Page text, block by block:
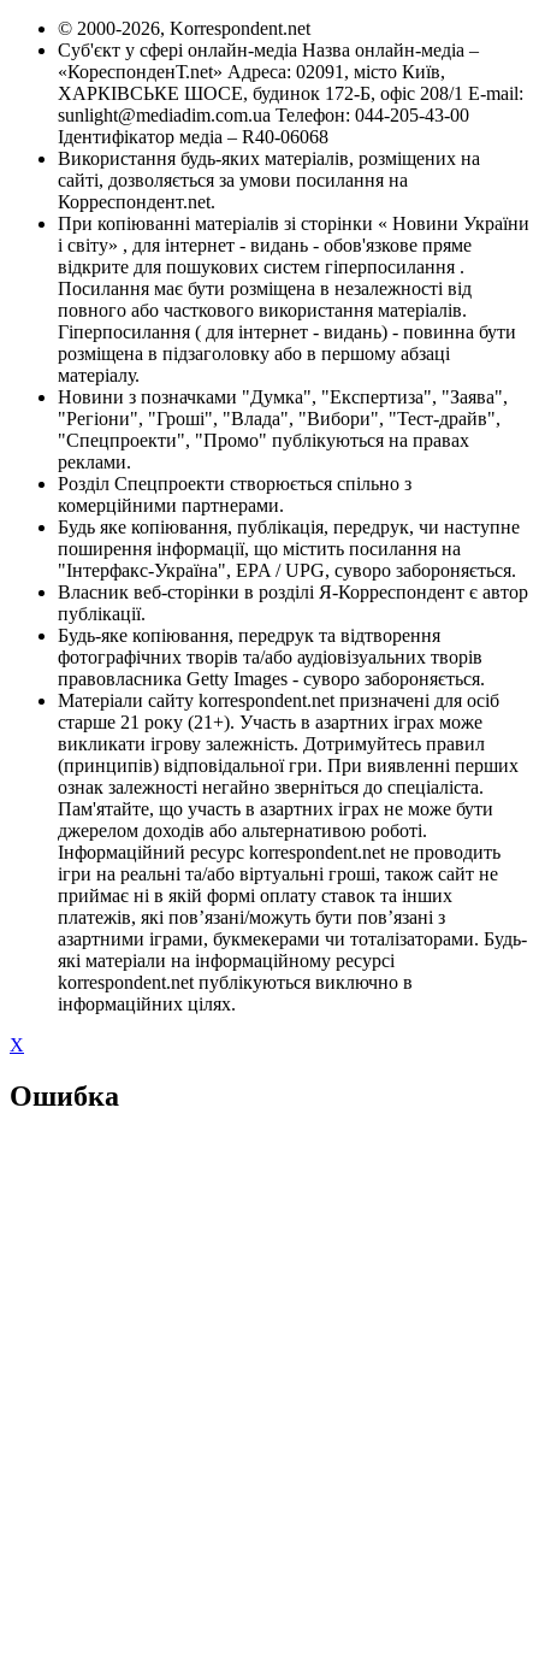
© 2000-2026, Korrespondent.net
Суб'єкт у сфері онлайн-медіа Назва онлайн-медіа –
«КореспонденТ.net» Адреса: 02091, місто Київ,
ХАРКІВСЬКЕ ШОСЕ, будинок 172-Б, офіс 208/1 E-mail:
sunlight@mediadim.com.ua Телефон: 044-205-43-00
Ідентифікатор медіа – R40-06068
Використання будь-яких матеріалів, розміщених на
сайті, дозволяється за умови посилання на
Корреспондент.net.
При копіюванні матеріалів зі сторінки « Новини України
і світу» , для інтернет - видань - обов'язкове пряме
відкрите для пошукових систем гіперпосилання .
Посилання має бути розміщена в незалежності від
повного або часткового використання матеріалів.
Гіперпосилання ( для інтернет - видань) - повинна бути
розміщена в підзаголовку або в першому абзаці
матеріалу.
Новини з позначками "Думка", "Експертиза", "Заява",
"Регіони", "Гроші", "Влада", "Вибори", "Тест-драйв",
"Спецпроекти", "Промо" публікуються на правах
реклами.
Розділ Спецпроекти створюється спільно з
комерційними партнерами.
Будь яке копіювання, публікація, передрук, чи наступне
поширення інформації, що містить посилання на
"Інтерфакс-Україна", EPA / UPG, суворо забороняється.
Власник веб-сторінки в розділі Я-Корреспондент є автор
публікації.
Будь-яке копіювання, передрук та відтворення
фотографічних творів та/або аудіовізуальних творів
правовласника Getty Images - суворо забороняється.
Матеріали сайту korrespondent.net призначені для осіб
старше 21 року (21+). Участь в азартних іграх може
викликати ігрову залежність. Дотримуйтесь правил
(принципів) відповідальної гри. При виявленні перших
ознак залежності негайно зверніться до спеціаліста.
Пам'ятайте, що участь в азартних іграх не може бути
джерелом доходів або альтернативою роботі.
Інформаційний ресурс korrespondent.net не проводить
ігри на реальні та/або віртуальні гроші, також сайт не
приймає ні в якій формі оплату ставок та інших
платежів, які пов’язані/можуть бути пов’язані з
азартними іграми, букмекерами чи тоталізаторами. Будь-
які матеріали на інформаційному ресурсі
korrespondent.net публікуються виключно в
інформаційних цілях.
X
Ошибка